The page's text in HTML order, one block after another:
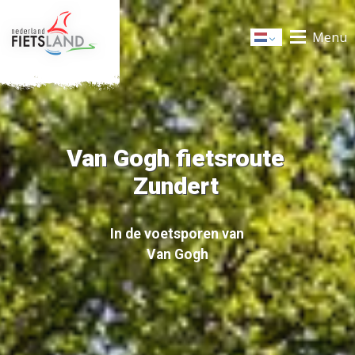
Dutch Menu
Van Gogh fietsroute
Zundert
In de voetsporen van
Van Gogh